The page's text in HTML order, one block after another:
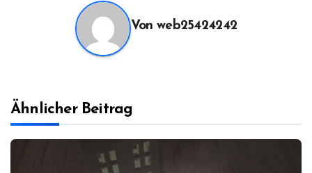
Von web25424242
Ähnlicher Beitrag